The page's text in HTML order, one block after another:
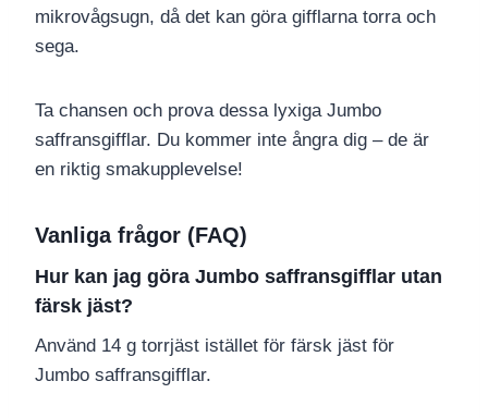
mikrovågsugn, då det kan göra gifflarna torra och
sega.
Ta chansen och prova dessa lyxiga Jumbo
saffransgifflar. Du kommer inte ångra dig – de är
en riktig smakupplevelse!
Vanliga frågor (FAQ)
Hur kan jag göra Jumbo saffransgifflar utan
färsk jäst?
Använd 14 g torrjäst istället för färsk jäst för
Jumbo saffransgifflar.